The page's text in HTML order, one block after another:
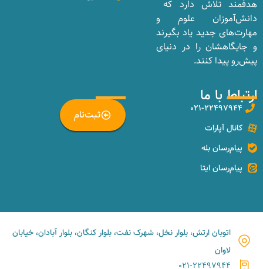
هدفمند تلاش دارد که
دانش‌آموزان علوم و
مهارت‌های جدید یاد بگیرند
و جایگاهشان را در دنیای
پیش‌رو پیدا کنند.
ارتباط با ما
۰۲۱-۲۲۴۹۷۹۴۴
کانال آپارات
پیام‌رسان بله
پیام‌رسان ایتا
_
ثبت‌نام
اتوبان ارتش، بلوار نخل، شهرک نفت، بلوار کنگان، بلوار آبادان، خیابان
لاوان
۰۲۱-۲۲۴۹۷۹۴۴